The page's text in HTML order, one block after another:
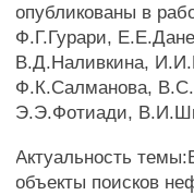
опубликованы в
Ф.Г.Гурари,
В.Д.Наливкина,
Ф.К.Салманова,
Э.Э.Фотиади,
Актуальность
объекты поисков